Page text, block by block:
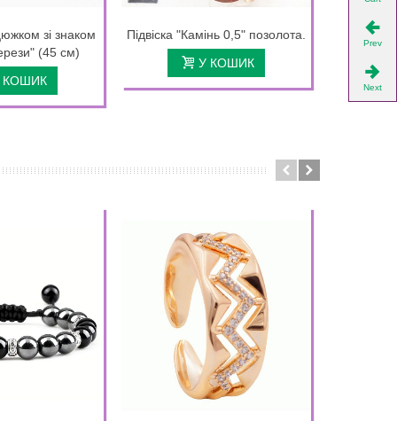
зі знаком
(45 см)
КОШИК
Підвіска "Камінь 0,5" позолота.
У КОШИК
Prev
Next